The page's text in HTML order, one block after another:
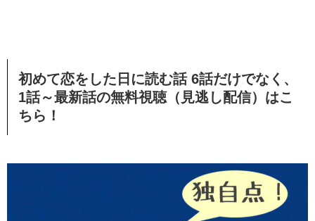
初めて恋をした日に読む話 6話だけでなく、
1話～最新話の無料視聴（見逃し配信） はこ
ちら！